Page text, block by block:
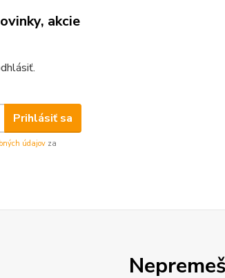
akcie
Prihlásiť sa
údajov za